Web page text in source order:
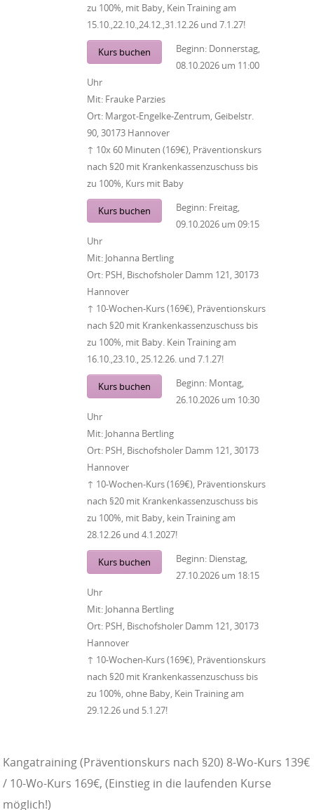
zu 100%, mit Baby, Kein Training am
15.10.,22.10.,24.12.,31.12.26 und 7.1.27!
Kurs buchen Beginn: Donnerstag,
08.10.2026 um 11:00
Uhr
Mit: Frauke Parzies
Ort: Margot-Engelke-Zentrum, Geibelstr.
90, 30173 Hannover
↑ 10x 60 Minuten (169€), Präventionskurs
nach §20 mit Krankenkassenzuschuss bis
zu 100%, Kurs mit Baby
Kurs buchen Beginn: Freitag,
09.10.2026 um 09:15
Uhr
Mit: Johanna Bertling
Ort: PSH, Bischofsholer Damm 121, 30173
Hannover
↑ 10-Wochen-Kurs (169€), Präventionskurs
nach §20 mit Krankenkassenzuschuss bis
zu 100%, mit Baby. Kein Training am
16.10.,23.10., 25.12.26. und 7.1.27!
Kurs buchen Beginn: Montag,
26.10.2026 um 10:30
Uhr
Mit: Johanna Bertling
Ort: PSH, Bischofsholer Damm 121, 30173
Hannover
↑ 10-Wochen-Kurs (169€), Präventionskurs
nach §20 mit Krankenkassenzuschuss bis
zu 100%, mit Baby, kein Training am
28.12.26 und 4.1.2027!
Kurs buchen Beginn: Dienstag,
27.10.2026 um 18:15
Uhr
Mit: Johanna Bertling
Ort: PSH, Bischofsholer Damm 121, 30173
Hannover
↑ 10-Wochen-Kurs (169€), Präventionskurs
nach §20 mit Krankenkassenzuschuss bis
zu 100%, ohne Baby, Kein Training am
29.12.26 und 5.1.27!
Kangatraining (Präventionskurs nach §20) 8-Wo-Kurs 139€
/ 10-Wo-Kurs 169€, (Einstieg in die laufenden Kurse
möglich!)